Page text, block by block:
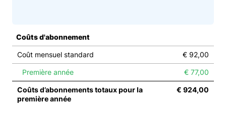
Coûts d'abonnement
Coût mensuel standard € 92,00
Première année € 77,00
Coûts d’abonnements totaux pour la
première année
€ 924,00